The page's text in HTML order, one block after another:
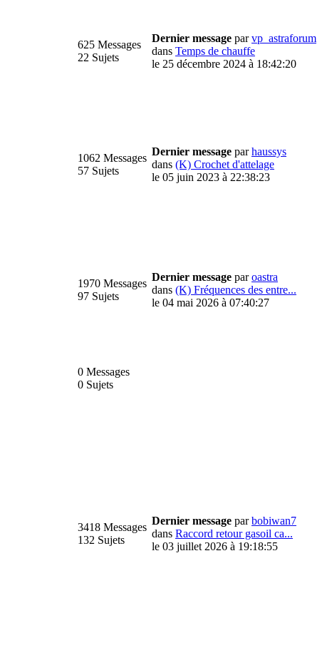
625 Messages
22 Sujets
Dernier message parvp_astraforum
dans Temps de chauffe
le 25 décembre 2024 à 18:42:20
1062 Messages
57 Sujets
Dernier message parhaussys
dans (K) Crochet d'attelage
le 05 juin 2023 à 22:38:23
1970 Messages
97 Sujets
Dernier message paroastra
dans (K) Fréquences des entre...
le 04 mai 2026 à 07:40:27
0 Messages
0 Sujets
3418 Messages
132 Sujets
Dernier message parbobiwan7
dans Raccord retour gasoil ca...
le 03 juillet 2026 à 19:18:55